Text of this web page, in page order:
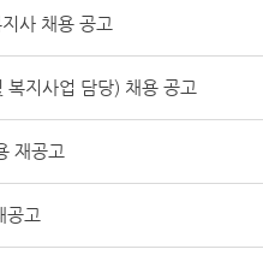
사 채용 공고
지사업 담당) 채용 공고
재공고
공고